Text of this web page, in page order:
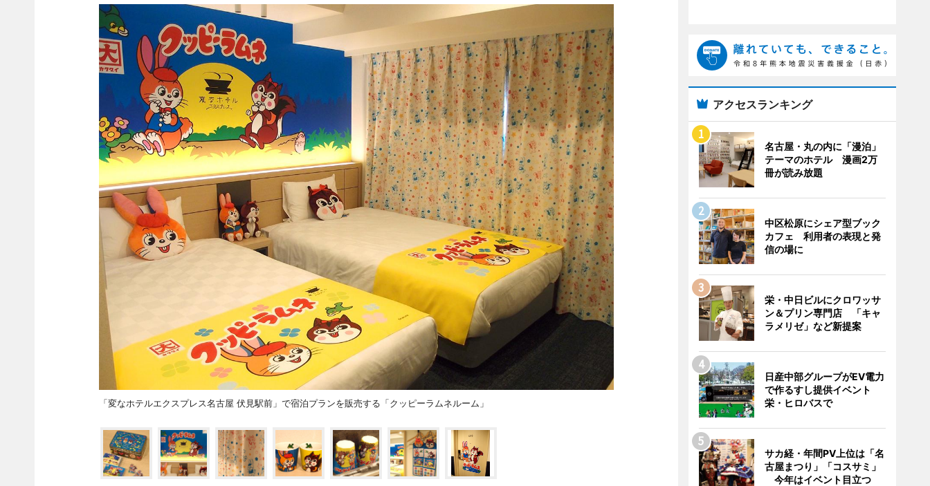
「変なホテルエクスプレス名古屋 伏見駅前」で宿泊プランを販売する「クッピーラムネルーム」
アクセスランキング
名古屋・丸の内に「漫泊」
テーマのホテル 漫画2万
冊が読み放題
中区松原にシェア型ブック
カフェ 利用者の表現と発
信の場に
栄・中日ビルにクロワッサ
ン＆プリン専門店 「キャ
ラメリゼ」など新提案
日産中部グループがEV電力
で作るすし提供イベント
栄・ヒロバスで
サカ経・年間PV上位は「名
古屋まつり」「コスサミ」
今年はイベント目立つ